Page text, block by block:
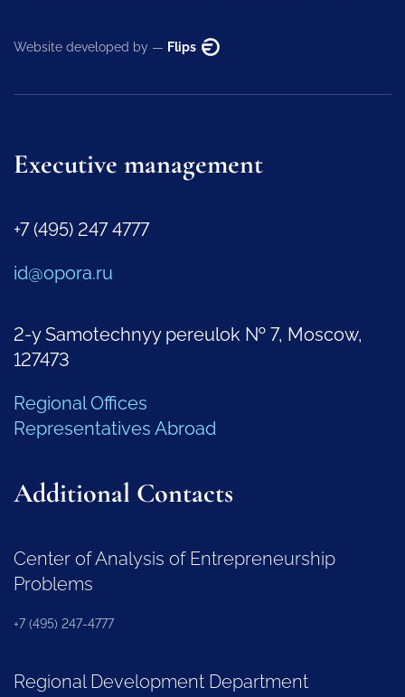
Website developed by — Flips
Executive management
+7 (495) 247 4777
id@opora.ru
2-y Samotechnyy pereulok № 7, Moscow,
127473
Regional Offices
Representatives Abroad
Additional Contacts
Center of Analysis of Entrepreneurship
Problems
+7 (495) 247-4777
Regional Development Department